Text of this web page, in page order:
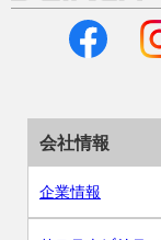
会社情報
企業情報